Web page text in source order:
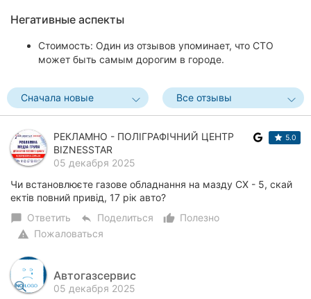
Негативные аспекты
Стоимость: Один из отзывов упоминает, что СТО
может быть самым дорогим в городе.
Сначала новые Все отзывы
РЕКЛАМНО - ПОЛІГРАФІЧНИЙ ЦЕНТР
BIZNESSTAR
05 декабря 2025
5.0
Чи встановлюєте газове обладнання на мазду СХ - 5, скай
ектів повний привід, 17 рік авто?
chat_bubble Ответить reply Поделиться thumb_up_alt
Полезно
warning Пожаловаться
Автогазсервис
05 декабря 2025